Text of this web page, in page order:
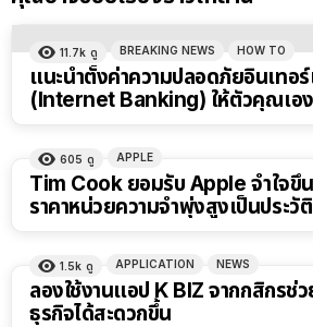
11.7k ดู BREAKING NEWS HOW TO
แนะนำตั้งค่าความปลอดภัยอินเทอ
(Internet Banking) ให้ตัวคุณเอง
605 ดู APPLE
Tim Cook ยอมรับ Apple จำใจขึ้น
ราคาหน่วยความจำพุ่งสูงเป็นประวั
1.5k ดู APPLICATION NEWS
ลองใช้งานแอป K BIZ จากกสิกรช่
ธุรกิจได้สะดวกขึ้น